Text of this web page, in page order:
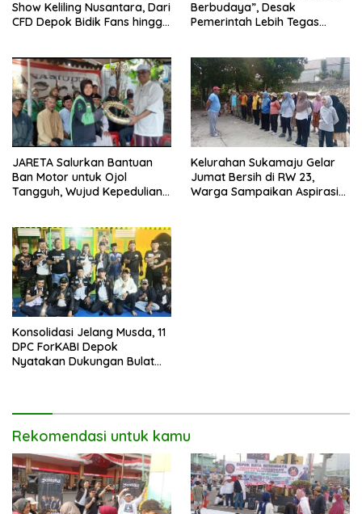
Show Keliling Nusantara, Dari
CFD Depok Bidik Fans hingga
Berbudaya”, Desak
Pemerintah Lebih Tegas
JARETA Salurkan Bantuan
Ban Motor untuk Ojol
Tangguh, Wujud Kepedulian
Kelurahan Sukamaju Gelar
Jumat Bersih di RW 23,
Warga Sampaikan Aspirasi
Konsolidasi Jelang Musda, 11
DPC ForKABI Depok
Nyatakan Dukungan Bulat
Rekomendasi untuk kamu